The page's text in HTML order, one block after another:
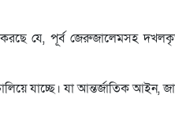
করছে যে, পূর্ব জেরুজালেমসহ
যাচ্ছে। যা আন্তর্জাতিক আইন,